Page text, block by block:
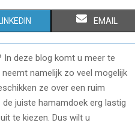
S
H
A
R
E
EMAIL
deze blog komt u meer te
namelijk zo veel mogelijk
ze over een ruim
juiste hamamdoek erg lastig
te kiezen. Dus wilt u